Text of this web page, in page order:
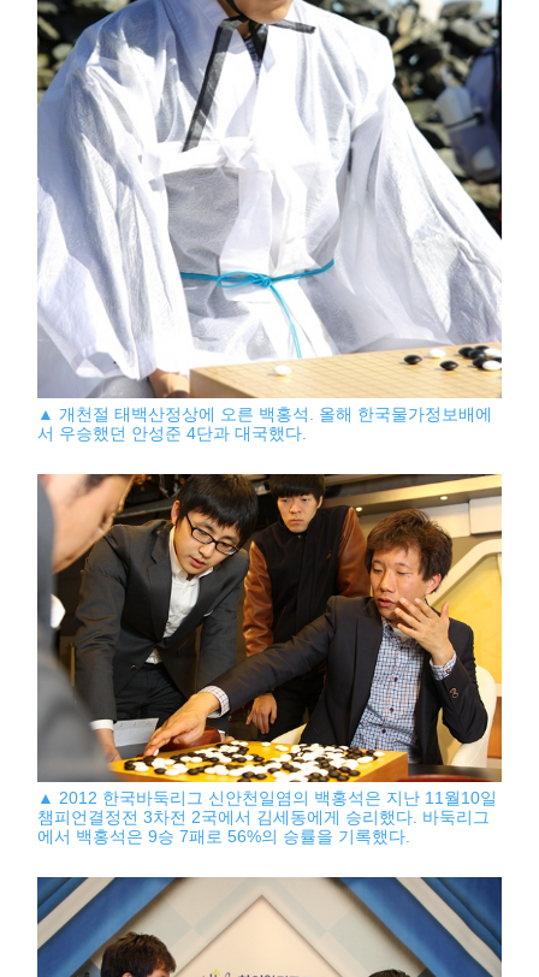
▲ 개천절 태백산정상에 오른 백홍석. 올해 한국물가정보배에
서 우승했던 안성준 4단과 대국했다.
▲ 2012 한국바둑리그 신안천일염의 백홍석은 지난 11월10일
챔피언결정전 3차전 2국에서 김세동에게 승리했다. 바둑리그
에서 백홍석은 9승 7패로 56%의 승률을 기록했다.